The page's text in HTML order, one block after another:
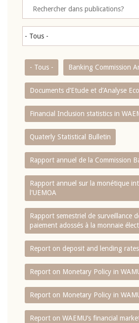
- Tous - Banking Commission
Documents d’Etude et d’Analyse
Financial Inclusion statistics in
Quaterly Statistical Bulletin
Rapport annuel de la Commission
Rapport annuel sur la monétique
l'UEMOA
Rapport semestriel de surveillance
paiement adossés à la monnaie
Report on deposit and lending
Report on Monetary Policy in
Report on Monetary Policy in
Report on WAEMU’s financial